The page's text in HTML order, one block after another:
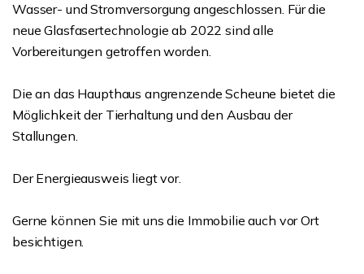
Wasser- und Stromversorgung angeschlossen. Für die
neue Glasfasertechnologie ab 2022 sind alle
Vorbereitungen getroffen worden.
Die an das Haupthaus angrenzende Scheune bietet die
Möglichkeit der Tierhaltung und den Ausbau der
Stallungen.
Der Energieausweis liegt vor.
Gerne können Sie mit uns die Immobilie auch vor Ort
besichtigen.